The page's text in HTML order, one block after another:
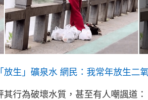
放生」礦泉水 網民：我常年放生二
行為破壞水質，甚至有人嘲諷道